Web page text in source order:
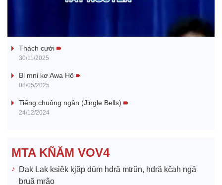
a
i
o
Thách cưới
30/11/2025
Bi mni kơ Awa Hô
08/05/2025
Tiếng chuông ngân (Jingle Bells)
24/12/2024
MTA KÑĂM VOV4
Dak Lak ksiêk kjăp dŭm hdră mtrŭn, hdră kčah ngă
bruă mrâo